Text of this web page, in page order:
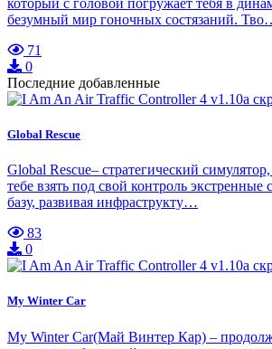
безумный мир гоночных состязаний.
71
0
Последние добавленные
Global Rescue
Global Rescue– стратегический
тебе взять под свой контроль
базу, развивая инфраструкту…
83
0
My Winter Car
My Winter Car(Май Винтер Кар) –